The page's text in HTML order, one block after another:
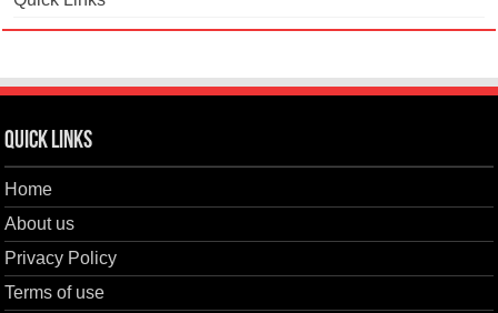
Quick Links
Home
About us
Privacy Policy
Terms of use